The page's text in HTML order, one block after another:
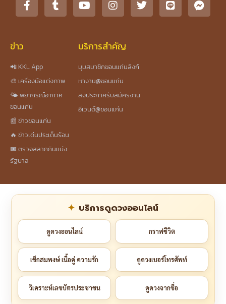
ข่าว
📲 KKL App
🎨 เครื่องมือแต่งภาพ
🌤️ พยากรณ์อากาศ
ขอนแก่น
📰 ข่าวขอนแก่น
🔥 ข่าวเด่นประเด็นร้อน
🎟️ ตรวจสลากกินแบ่ง
รัฐบาล
บริการสำคัญ
มุมสมาชิกขอนแก่นลิงก์
หางาน@ขอนแก่น
ลงประกาศรับสมัครงาน
อีเวนต์@ขอนแก่น
บริการดูดวงออนไลน์
ดูดวงออนไลน์ กราฟชีวิต
เช็กสมพงษ์ เนื้อคู่ ความรัก ดูดวงเบอร์โทรศัพท์
วิเคราะห์เลขบัตรประชาชน ดูดวงจากชื่อ